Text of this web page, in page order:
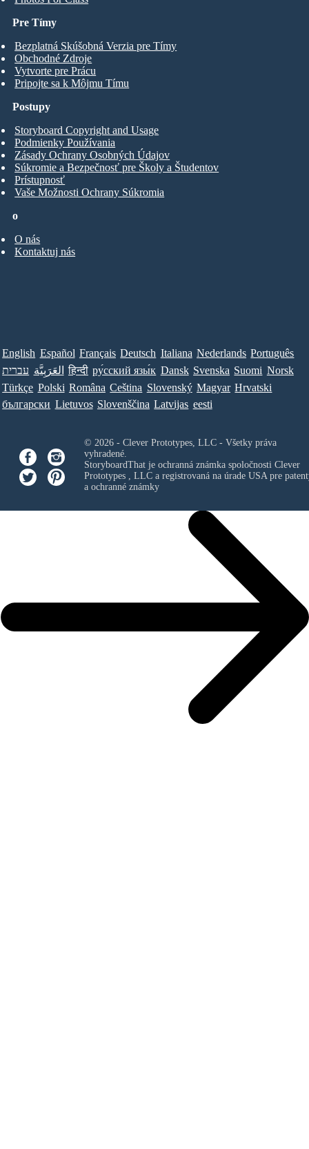
Pre Tímy
Bezplatná Skúšobná Verzia pre Tímy
Obchodné Zdroje
Vytvorte pre Prácu
Pripojte sa k Môjmu Tímu
o
O nás
Kontaktuj nás
Postupy
Storyboard Copyright and Usage
Podmienky Používania
Zásady Ochrany Osobných Údajov
Súkromie a Bezpečnosť pre Školy a Študentov
Prístupnosť
Vaše Možnosti Ochrany Súkromia
English Español Français Deutsch Italiana Nederlands Português
עברית العَرَبِيَّة हिन्दी ру́сский язы́к Dansk Svenska Suomi Norsk
Türkçe Polski Româna Ceština Slovenský Magyar Hrvatski
български Lietuvos Slovenščina Latvijas eesti
© 2026 - Clever Prototypes, LLC - Všetky práva
vyhradené.
StoryboardThat je ochranná známka spoločnosti Clever
Prototypes , LLCa registrovaná na úrade USA pre
a ochranné známky